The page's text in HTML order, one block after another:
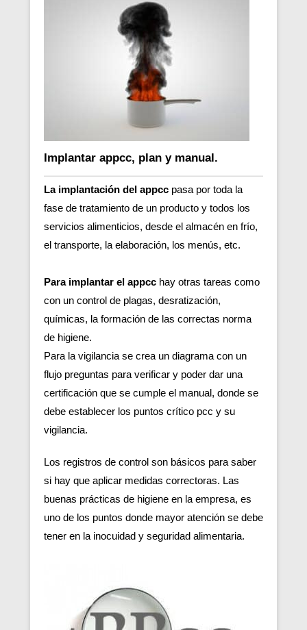
Implantar appcc, plan y manual.
La implantación del appcc pasa por toda la
fase de tratamiento de un producto y todos los
servicios alimenticios, desde el almacén en frío,
el transporte, la elaboración, los menús, etc.
Para implantar el appcc hay otras tareas como
con un control de plagas, desratización,
químicas, la formación de las correctas norma
de higiene.
Para la vigilancia se crea un diagrama con un
flujo preguntas para verificar y poder dar una
certificación que se cumple el manual, donde se
debe establecer los puntos crítico pcc y su
vigilancia.
Los registros de control son básicos para saber
si hay que aplicar medidas correctoras. Las
buenas prácticas de higiene en la empresa, es
uno de los puntos donde mayor atención se debe
tener en la inocuidad y seguridad alimentaria.